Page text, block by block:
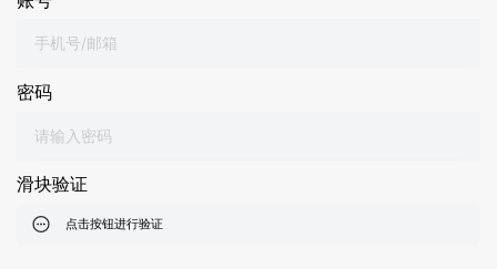
密码
滑块验证
点击按钮进行验证